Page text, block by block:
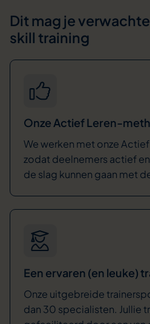
Dit mag je
skill training
Onze Actief Leren-
We werken met onze
zodat deelnemers actief
de slag kunnen gaan met
Een ervaren (en leuke)
Onze uitgebreide
dan 30 specialisten. Jullie